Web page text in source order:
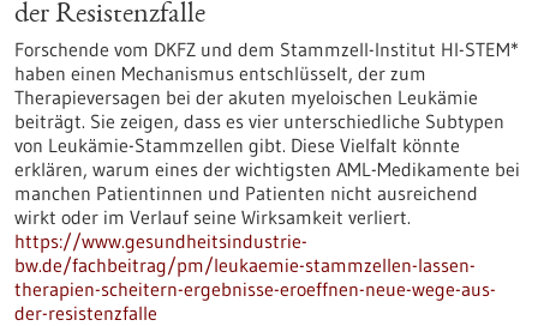
der Resistenzfalle
Forschende vom DKFZ und dem Stammzell-Institut HI-STEM*
haben einen Mechanismus entschlüsselt, der zum
Therapieversagen bei der akuten myeloischen Leukämie
beiträgt. Sie zeigen, dass es vier unterschiedliche Subtypen
von Leukämie-Stammzellen gibt. Diese Vielfalt könnte
erklären, warum eines der wichtigsten AML-Medikamente bei
manchen Patientinnen und Patienten nicht ausreichend
wirkt oder im Verlauf seine Wirksamkeit verliert.
https://www.gesundheitsindustrie-
bw.de/fachbeitrag/pm/leukaemie-stammzellen-lassen-
therapien-scheitern-ergebnisse-eroeffnen-neue-wege-aus-
der-resistenzfalle